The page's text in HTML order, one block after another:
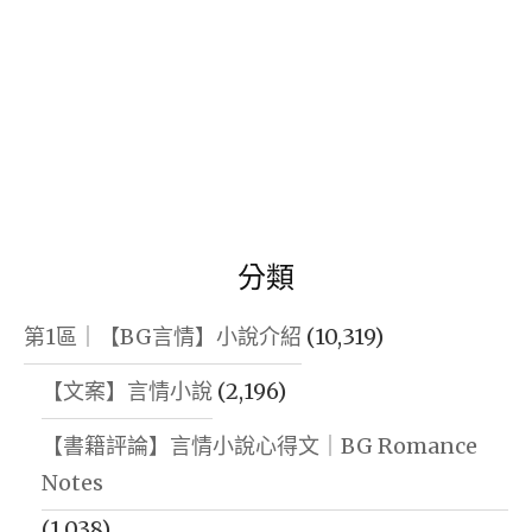
分類
第1區｜【BG言情】小說介紹 (10,319)
【文案】言情小說 (2,196)
【書籍評論】言情小說心得文｜BG Romance
Notes